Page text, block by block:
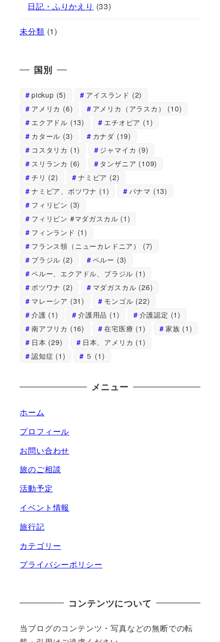
日記・ふりかえり (33)
未分類 (1)
国別
pickup (5) アイスランド (2)
アメリカ (6) アメリカ（アラスカ）
(10)
エクアドル (13) エチオピア (1)
カタール (3) カナダ (19)
コスタリカ (1) ジャマイカ (9)
スリランカ (6) タンザニア (109)
チリ (2) ナミビア (2)
ナミビア、ボツワナ (1) パナマ (13)
フィリピン (3)
フィリピン #マダガスカル (1)
フィンランド (1)
フランス領（ニューカレドニア）
(7)
ブラジル (2) ペルー (3)
ペルー、エクアドル、ブラジル (1)
ボツワナ (2) マダガスカル (26)
マレーシア (31) モンゴル (22)
介護 (1) 介護用品 (1) 介護認定 (1)
南アフリカ (16) 在宅医療 (1) 家族 (1)
日本 (29) 日本、アメリカ (1)
認知症 (1) ５ (1)
メニュー
ホーム
プロフィール
お問い合わせ
旅のご相談
活動予定
イベント情報
旅行記
カテゴリー
プライバシーポリシー
コンテンツについて
当ブログのコンテンツ・写真などの無断での転